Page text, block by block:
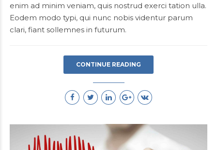
enim ad minim veniam, quis nostrud exerci tation ulla.
Eodem modo typi, qui nunc nobis videntur parum
clari, fiant sollemnes in futurum.
CONTINUE READING